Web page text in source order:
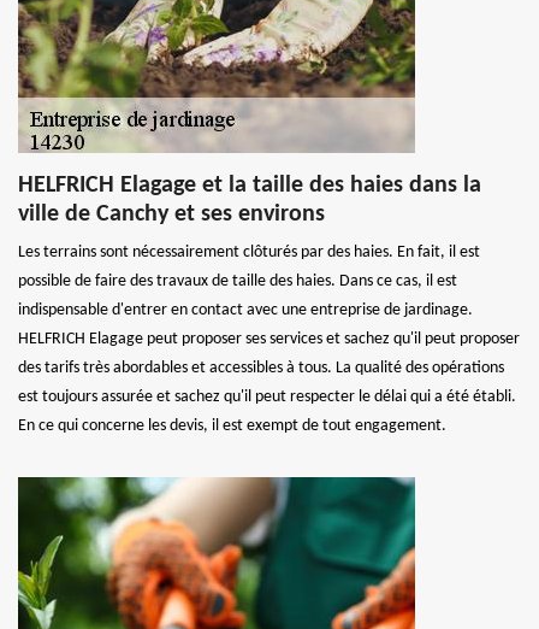
HELFRICH Elagage et la taille des haies dans la
ville de Canchy et ses environs
Les terrains sont nécessairement clôturés par des haies. En fait, il est
possible de faire des travaux de taille des haies. Dans ce cas, il est
indispensable d'entrer en contact avec une entreprise de jardinage.
HELFRICH Elagage peut proposer ses services et sachez qu'il peut proposer
des tarifs très abordables et accessibles à tous. La qualité des opérations
est toujours assurée et sachez qu'il peut respecter le délai qui a été établi.
En ce qui concerne les devis, il est exempt de tout engagement.